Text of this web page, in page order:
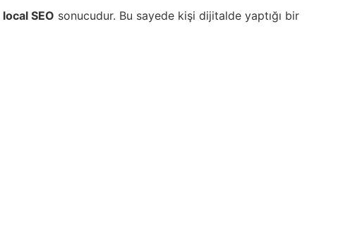
local SEO sonucudur. Bu sayede kişi dijitalde yaptığı bir